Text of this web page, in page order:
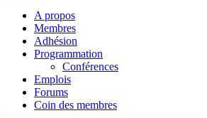
A propos
Membres
Adhésion
Programmation
Conférences
Emplois
Forums
Coin des membres